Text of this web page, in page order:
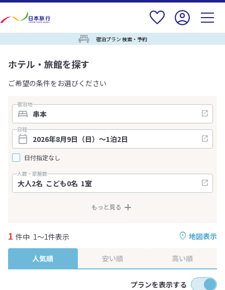
宿泊プラン 検索・予約
ホテル・旅館を探す
ご希望の条件をお選びください
宿泊地
日程
日付指定なし
人数・部屋数
もっと見る
地図表示
1 件中 1～1件表示
人気順 安い順 高い順
プランを表示する